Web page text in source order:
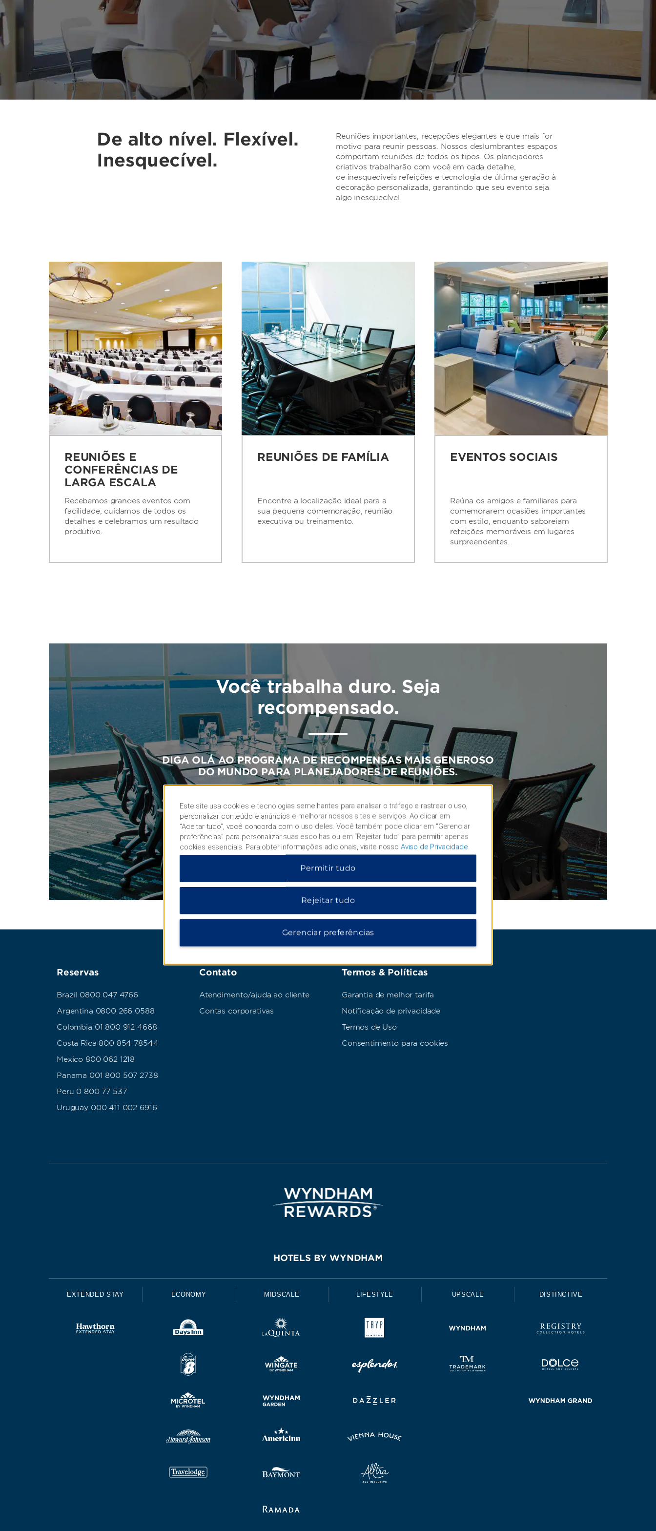
De alto nível. Flexível.
Inesquecível.
Reuniões importantes, recepções elegantes e que mais for
motivo para reunir pessoas. Nossos deslumbrantes espaços
comportam reuniões de todos os tipos. Os planejadores
criativos trabalharão com você em cada detalhe,
de inesquecíveis refeições e tecnologia de última geração à
decoração personalizada, garantindo que seu evento seja
algo inesquecível.
REUNIÕES E
CONFERÊNCIAS DE
LARGA ESCALA
Recebemos grandes eventos com
facilidade, cuidamos de todos os
detalhes e celebramos um resultado
produtivo.
REUNIÕES DE FAMÍLIA
Encontre a localização ideal para a
sua pequena comemoração, reunião
executiva ou treinamento.
EVENTOS SOCIAIS
Reúna os amigos e familiares para
comemorarem ocasiões importantes
com estilo, enquanto saboreiam
refeições memoráveis em lugares
surpreendentes.
Você trabalha duro. Seja
recompensado.
DIGA OLÁ AO PROGRAMA DE RECOMPENSAS MAIS GENEROSO
DO MUNDO PARA PLANEJADORES DE REUNIÕES.
qualificação. Não há nenhum requisito de gasto mínimo e máximo de pontos. Esta é uma
recompensa a ser conquistada.
SAIBA MAIS
Reservas
Brazil 0800 047 4766
Argentina 0800 266 0588
Colombia 01 800 912 4668
Costa Rica 800 854 78544
Mexico 800 062 1218
Panama 001 800 507 2738
Peru 0 800 77 537
Uruguay 000 411 002 6916
Contato
Atendimento/ajuda ao cliente
Contas corporativas
Termos & Políticas
Garantia de melhor tarifa
Notificação de privacidade
Termos de Uso
Consentimento para cookies
HOTELS BY WYNDHAM
EXTENDED STAY ECONOMY MIDSCALE LIFESTYLE UPSCALE DISTINCTIVE
Este site usa cookies e tecnologias semelhantes para analisar o tráfego e rastrear o uso,
personalizar conteúdo e anúncios e melhorar nossos sites e serviços. Ao clicar em
“Aceitar tudo”, você concorda com o uso deles. Você também pode clicar em “Gerenciar
preferências” para personalizar suas escolhas ou em “Rejeitar tudo” para permitir apenas
cookies essenciais. Para obter informações adicionais, visite nosso Aviso de Privacidade.
Permitir tudo
Rejeitar tudo
Gerenciar preferências